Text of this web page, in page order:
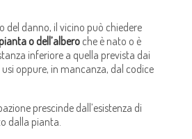
del danno, il vicino può chiedere
o dell’albero che è nato o è
inferiore a quella prevista dai
oppure, in mancanza, dal codice
prescinde dall’esistenza di
dalla pianta.